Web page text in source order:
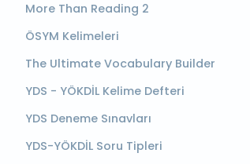
More Than Reading 2
ÖSYM Kelimeleri
The Ultimate Vocabulary Builder
YDS - YÖKDİL Kelime Defteri
YDS Deneme Sınavları
YDS-YÖKDİL Soru Tipleri